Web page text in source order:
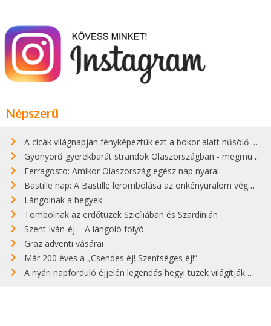
Népszerű
A cicák világnapján fényképeztük ezt a bokor alatt hűsölő cicát Kisorosziban
Gyönyörű gyerekbarát strandok Olaszországban - megmutatjuk a 15 legjobbat
Ferragosto: Amikor Olaszország egész nap nyaral
Bastille nap: A Bastille lerombolása az önkényuralom végét jelentette
Lángolnak a hegyek
Tombolnak az erdőtüzek Szicíliában és Szardínián
Szent Iván-éj – A lángoló folyó
Graz adventi vásárai
Már 200 éves a „Csendes éj! Szentséges éj!”
A nyári napforduló éjjelén legendás hegyi tüzek világítják meg Zugspitzét